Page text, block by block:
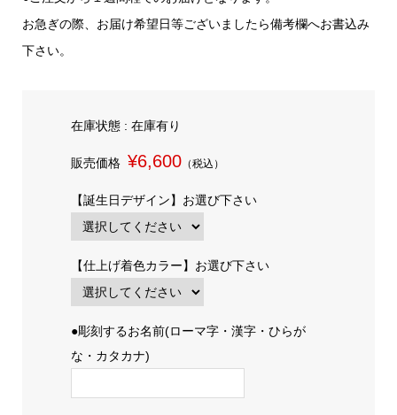
お急ぎの際、お届け希望日等ございましたら備考欄へお書込み
下さい。
在庫状態 : 在庫有り
販売価格 ¥6,600（税込）
【誕生日デザイン】お選び下さい
【仕上げ着色カラー】お選び下さい
●彫刻するお名前(ローマ字・漢字・ひらが
な・カタカナ)